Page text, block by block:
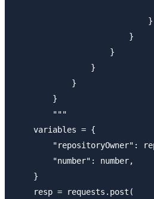
                            }
                        }
                    }
                }
            }
        }
        """
    variables = {
"repositoryOwner":
        "number": number,
    }
    resp = requests.post(